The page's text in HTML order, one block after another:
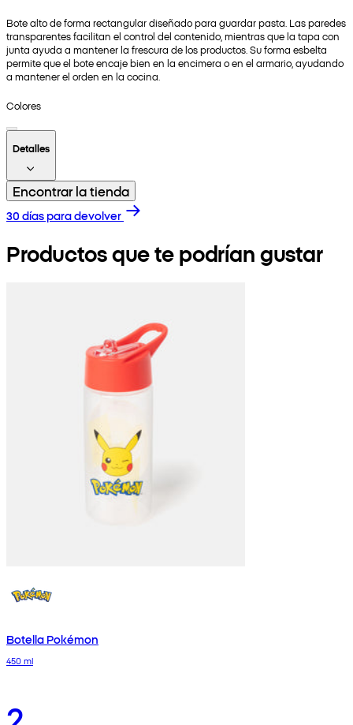
Bote alto de forma rectangular diseñado para guardar pasta. Las paredes
transparentes facilitan el control del contenido, mientras que la tapa con
junta ayuda a mantener la frescura de los productos. Su forma esbelta
permite que el bote encaje bien en la encimera o en el armario, ayudando
a mantener el orden en la cocina.
Colores
Detalles
Encontrar la tienda
30 días para devolver
Productos que te podrían gustar
Botella Pokémon
450 ml